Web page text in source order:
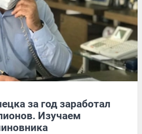
за год заработал
Изучаем